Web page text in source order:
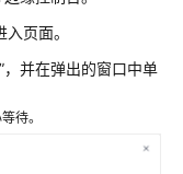
页面。
，并在弹出的窗口中单
待。